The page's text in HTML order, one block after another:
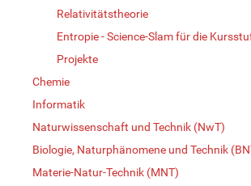
Relativitätstheorie
Entropie - Science-Slam für die
Projekte
Chemie
Informatik
Naturwissenschaft und Technik (NwT)
Biologie, Naturphänomene und Technik
Materie-Natur-Technik (MNT)